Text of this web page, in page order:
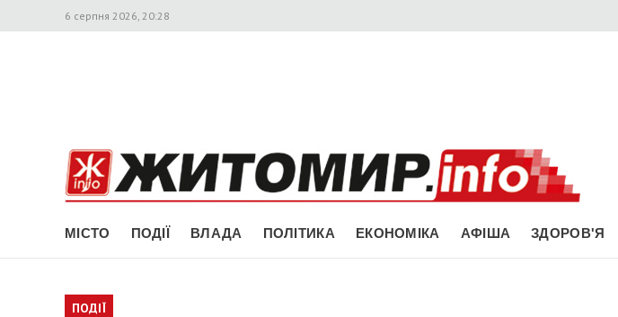
6 серпня 2026, 20:28
МІСТО ПОДІЇ ВЛАДА ПОЛІТИКА ЕКОНОМІКА АФІША ЗДОРОВ'Я
ПОДІЇ